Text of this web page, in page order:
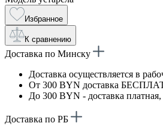
Избранное
К сравнению
Доставка по Минску
Доставка осуществляется в
От 300 BYN доставка
До 300 BYN - доставка
Доставка по РБ